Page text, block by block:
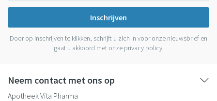
Inschrijven
Door op inschrijven te klikken, schrijft u zich in voor onze nieuwsbrief en
gaat u akkoord met onze privacy policy.
Neem contact met ons op
Apotheek Vita Pharma